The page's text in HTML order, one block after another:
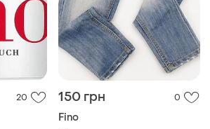
20 150 грн 0
Fino